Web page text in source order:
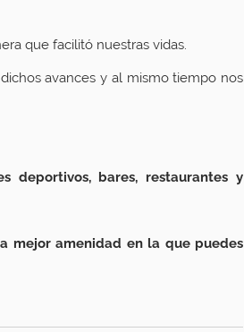
que facilitó nuestras vidas.
avances y al mismo tiempo nos
deportivos, bares, restaurantes y
mejor amenidad en la que puedes